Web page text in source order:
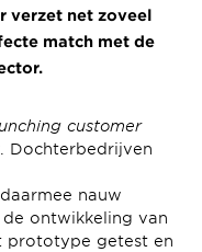
verzet net zoveel
match met de
customer
Dochterbedrijven
nauw
ontwikkeling van
prototype getest en